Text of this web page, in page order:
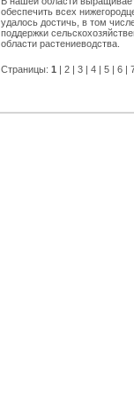
обеспечить всех
удалось достичь, в том
поддержки
области растениеводства.
Страницы: 1 | 2 | 3 | 4 | 5 | 6 |